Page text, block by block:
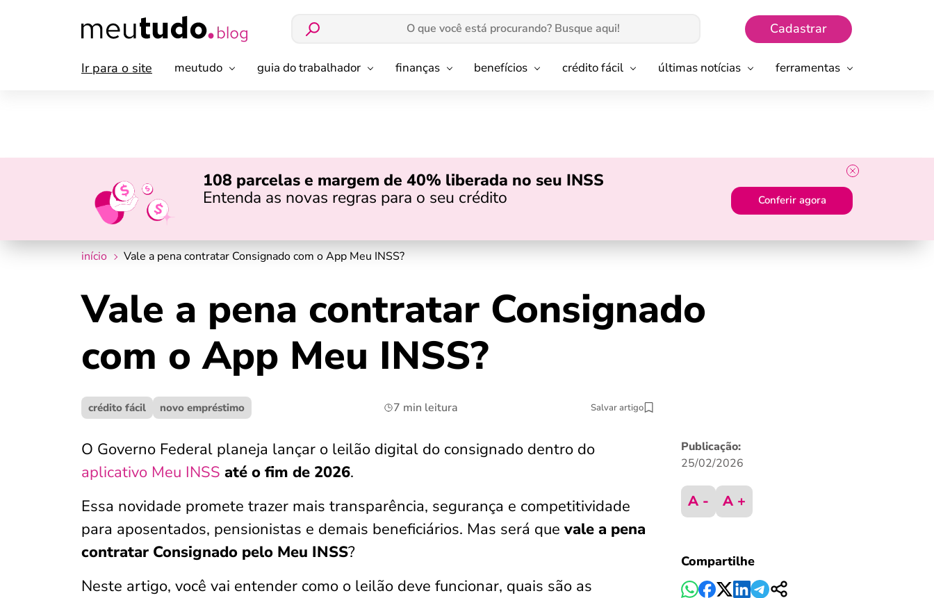
Cadastrar
Ir para o site meutudo guia do trabalhador finanças benefícios crédito fácil últimas notícias ferramentas
108 parcelas e margem de 40% liberada no seu INSS
Entenda as novas regras para o seu crédito
Conferir agora
início Vale a pena contratar Consignado com o App Meu INSS?
Vale a pena contratar Consignado
com o App Meu INSS?
crédito fácil novo empréstimo 7 min leitura Salvar artigo
O Governo Federal planeja lançar o leilão digital do consignado dentro do
aplicativo Meu INSS até o fim de 2026.
Essa novidade promete trazer mais transparência, segurança e competitividade
para aposentados, pensionistas e demais beneficiários. Mas será que vale a pena
contratar Consignado pelo Meu INSS?
Neste artigo, você vai entender como o leilão deve funcionar, quais são as
Publicação:
25/02/2026
A - A +
Compartilhe